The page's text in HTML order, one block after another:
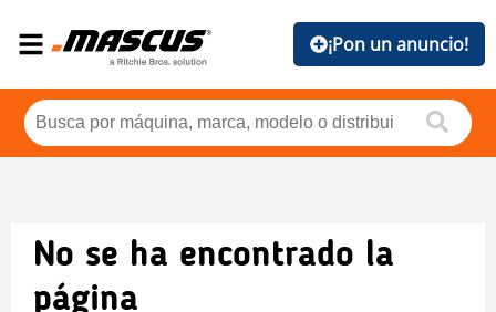
¡Pon un anuncio!
No se ha encontrado la
página